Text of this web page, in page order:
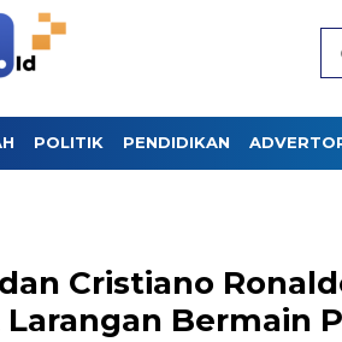
POLITIK PENDIDIKAN
Cristiano
Bermain